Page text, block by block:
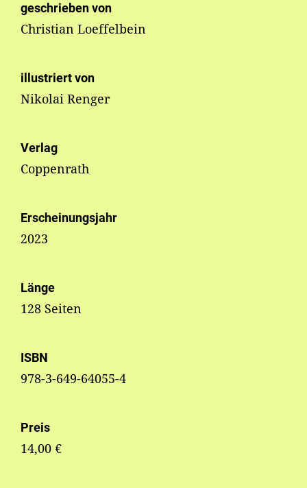
geschrieben von
Christian Loeffelbein
illustriert von
Nikolai Renger
Verlag
Coppenrath
Erscheinungsjahr
2023
Länge
128 Seiten
ISBN
978-3-649-64055-4
Preis
14,00 €